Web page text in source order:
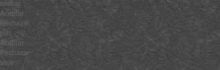
concat
Aceptar
Rechazar
join
Aceptar
Rechazar
slice